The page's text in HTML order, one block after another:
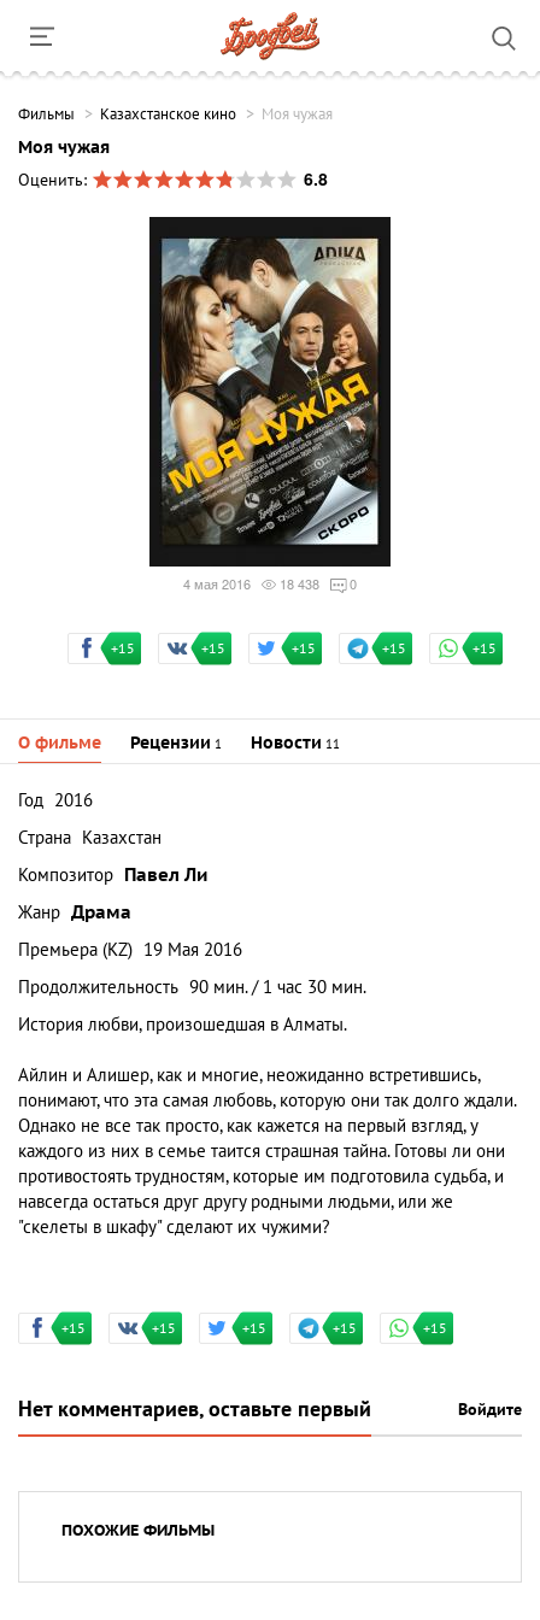
Фильмы Казахстанское кино Моя чужая
Моя чужая
Оценить:
6.8
4 мая 2016 18 438 0
+15 +15 +15 +15 +15
О фильме Рецензии 1 Новости 11
Год 2016
Страна Казахстан
Композитор Павел Ли
Жанр Драма
Премьера (KZ) 19 Мая 2016
Продолжительность 90 мин. / 1 час 30 мин.
История любви, произошедшая в Алматы.
Айлин и Алишер, как и многие, неожиданно встретившись,
понимают, что эта самая любовь, которую они так долго ждали.
Однако не все так просто, как кажется на первый взгляд, у
каждого из них в семье таится страшная тайна. Готовы ли они
противостоять трудностям, которые им подготовила судьба, и
навсегда остаться друг другу родными людьми, или же
"скелеты в шкафу" сделают их чужими?
+15 +15 +15 +15 +15
Нет комментариев, оставьте первый Войдите
ПОХОЖИЕ ФИЛЬМЫ